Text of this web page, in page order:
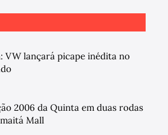
VW lançará picape inédita no
2006 da Quinta em duas rodas
Mall